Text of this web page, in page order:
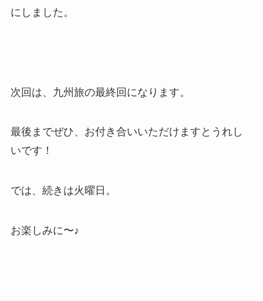
にしました。
次回は、九州旅の最終回になります。
最後までぜひ、お付き合いいただけますとうれし
いです！
では、続きは火曜日。
お楽しみに〜♪